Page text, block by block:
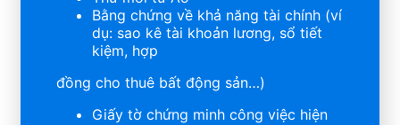
Bằng chứng về khả năng tài chính (ví
dụ: sao kê tài khoản lương, sổ tiết
kiệm, hợp
đồng cho thuê bất động sản…)
Giấy tờ chứng minh công việc hiện